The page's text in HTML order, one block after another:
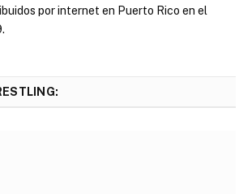
por internet en Puerto Rico en el